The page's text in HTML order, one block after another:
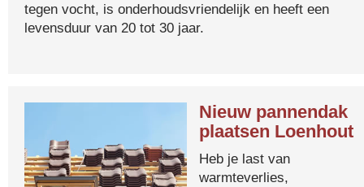
tegen vocht, is onderhoudsvriendelijk en heeft een
levensduur van 20 tot 30 jaar.
Nieuw pannendak
plaatsen Loenhout
Heb je last van
warmteverlies,